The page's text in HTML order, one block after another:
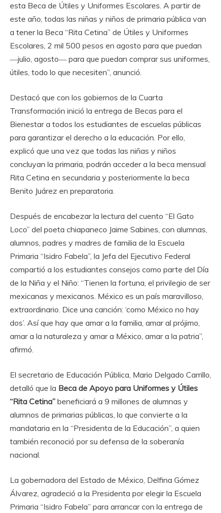
esta Beca de Útiles y Uniformes Escolares. A partir de
este año, todas las niñas y niños de primaria pública van
a tener la Beca “Rita Cetina” de Útiles y Uniformes
Escolares, 2 mil 500 pesos en agosto para que puedan
―julio, agosto― para que puedan comprar sus uniformes,
útiles, todo lo que necesiten”, anunció.
Destacó que con los gobiernos de la Cuarta
Transformación inició la entrega de Becas para el
Bienestar a todos los estudiantes de escuelas públicas
para garantizar el derecho a la educación. Por ello,
explicó que una vez que todas las niñas y niños
concluyan la primaria, podrán acceder a la beca mensual
Rita Cetina en secundaria y posteriormente la beca
Benito Juárez en preparatoria.
Después de encabezar la lectura del cuento “El Gato
Loco” del poeta chiapaneco Jaime Sabines, con alumnas,
alumnos, padres y madres de familia de la Escuela
Primaria “Isidro Fabela”, la Jefa del Ejecutivo Federal
compartió a los estudiantes consejos como parte del Día
de la Niña y el Niño: “Tienen la fortuna, el privilegio de ser
mexicanas y mexicanos. México es un país maravilloso,
extraordinario. Dice una canción: ‘como México no hay
dos’. Así que hay que amar a la familia, amar al prójimo,
amar a la naturaleza y amar a México, amar a la patria”,
afirmó.
El secretario de Educación Pública, Mario Delgado Carrillo,
detalló que la Beca de Apoyo para Uniformes y Útiles
“Rita Cetina” beneficiará a 9 millones de alumnas y
alumnos de primarias públicas, lo que convierte a la
mandataria en la “Presidenta de la Educación”, a quien
también reconoció por su defensa de la soberanía
nacional.
La gobernadora del Estado de México, Delfina Gómez
Álvarez, agradeció a la Presidenta por elegir la Escuela
Primaria “Isidro Fabela” para arrancar con la entrega de